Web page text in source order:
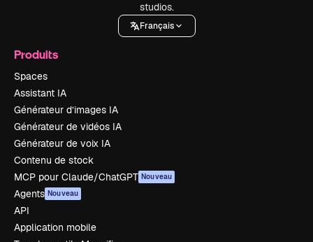
studios.
Français
Produits
Spaces
Assistant IA
Générateur d’images IA
Générateur de vidéos IA
Générateur de voix IA
Contenu de stock
MCP pour Claude/ChatGPT Nouveau
Agents Nouveau
API
Application mobile